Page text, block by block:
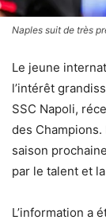
Naples suit de très
Le jeune
l’intérêt
SSC Napoli,
des
saison
par le talent et
L’information a